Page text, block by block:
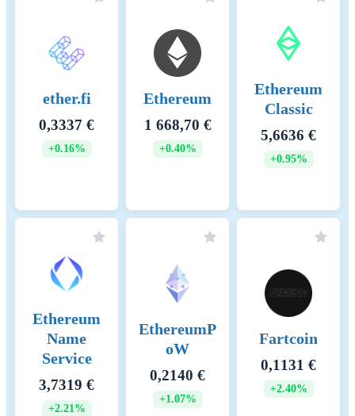
ether.fi
0,3337 €
+0.16%
Ethereum
1 668,70 €
+0.40%
Ethereum
Classic
5,6636 €
+0.95%
Ethereum
Name
Service
3,7319 €
+2.21%
EthereumP
oW
0,2140 €
+1.07%
Fartcoin
0,1131 €
+2.40%